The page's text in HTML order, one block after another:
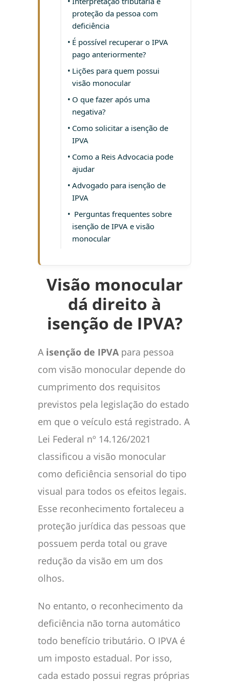
proteção da pessoa com
deficiência
É possível recuperar o IPVA
pago anteriormente?
Lições para quem possui
visão monocular
O que fazer após uma
negativa?
Como solicitar a isenção de
IPVA
Como a Reis Advocacia pode
ajudar
Advogado para isenção de
IPVA
Perguntas frequentes sobre
isenção de IPVA e visão
monocular
Visão monocular
dá direito à
isenção de IPVA?
A isenção de IPVA para pessoa
com visão monocular depende do
cumprimento dos requisitos
previstos pela legislação do estado
em que o veículo está registrado. A
Lei Federal nº 14.126/2021
classificou a visão monocular
como deficiência sensorial do tipo
visual para todos os efeitos legais.
Esse reconhecimento fortaleceu a
proteção jurídica das pessoas que
possuem perda total ou grave
redução da visão em um dos
olhos.
No entanto, o reconhecimento da
deficiência não torna automático
todo benefício tributário. O IPVA é
um imposto estadual. Por isso,
cada estado possui regras próprias